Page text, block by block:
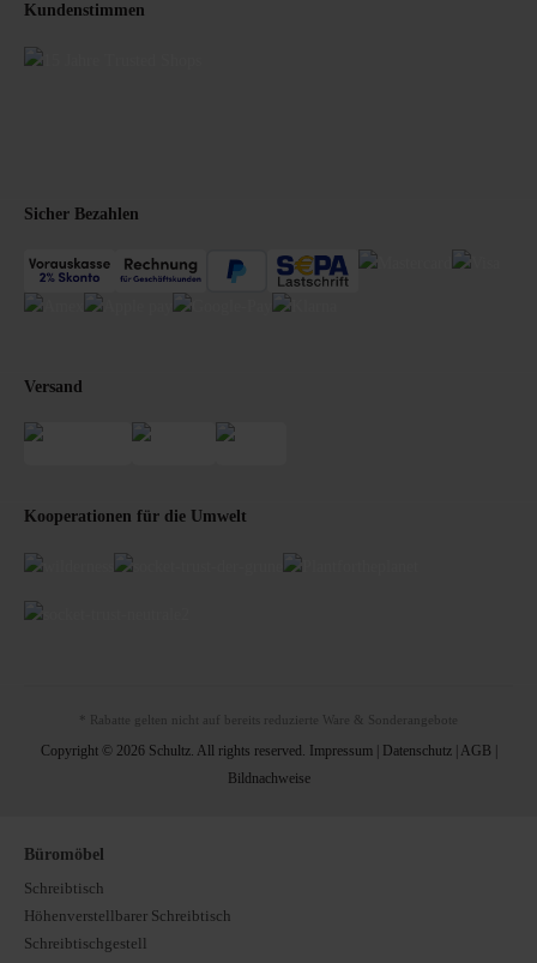
Kundenstimmen
Sicher Bezahlen
Versand
Kooperationen für die Umwelt
* Rabatte gelten nicht auf bereits reduzierte Ware & Sonderangebote
Copyright © 2026 Schultz. All rights reserved. Impressum| Datenschutz| AGB
Bildnachweise
Büromöbel
Schreibtisch
Höhenverstellbarer Schreibtisch
Schreibtischgestell